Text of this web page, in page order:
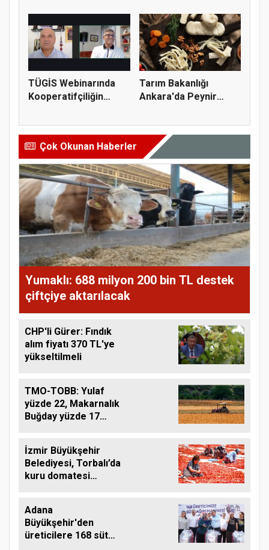
TÜGİS Webinarında
Kooperatifçiliğin
Tarım Bakanlığı
Ankara'da Peynir
Çok Okunan Haberler
Yumaklı: 688 milyon 200 bin TL destek
çiftçiye aktarılacak
CHP'li Gürer: Fındık
alım fiyatı 370 TL'ye
yükseltilmeli
TMO-TOBB: Yulaf
yüzde 22, Makarnalık
Buğday yüzde 17
İzmir Büyükşehir
Belediyesi, Torbalı’da
kuru domatesi
Adana
Büyükşehir'den
üreticilere 168 süt